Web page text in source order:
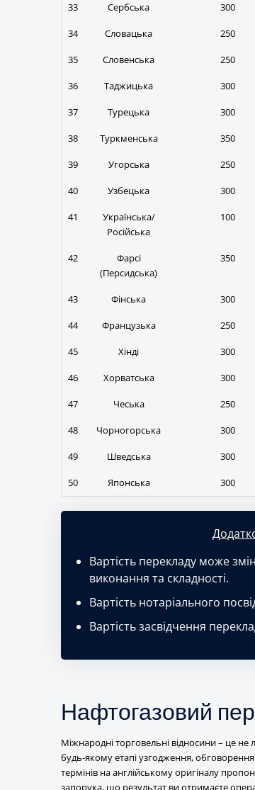
33 Сербська 300
34 Словацька 250
35 Словенська 250
36 Таджицька 300
37 Турецька 300
38 Туркменська 350
39 Угорська 250
40 Узбецька 300
41
Українська/
Російська
100
42
Фарсі
(Персидська)
350
43 Фінська 300
44 Французька 250
45 Хінді 300
46 Хорватська 300
47 Чеська 250
48 Чорногорська 300
49 Шведська 300
50 Японська 300
Вартість перекладу може
виконання та складності.
Вартість нотаріального
Вартість засвідчення
Нафтогазовий
Міжнародні торговельні відносини – це не
будь-якому етапі узгодження,
термінів на англійському оригіналу
запорука, що результат ви отримаєте